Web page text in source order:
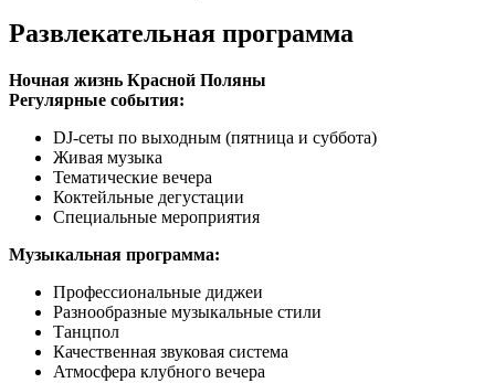
Развлекательная программа
Ночная жизнь Красной Поляны
Регулярные события:
DJ-сеты по выходным (пятница и суббота)
Живая музыка
Тематические вечера
Коктейльные дегустации
Специальные мероприятия
Музыкальная программа:
Профессиональные диджеи
Разнообразные музыкальные стили
Танцпол
Качественная звуковая система
Атмосфера клубного вечера